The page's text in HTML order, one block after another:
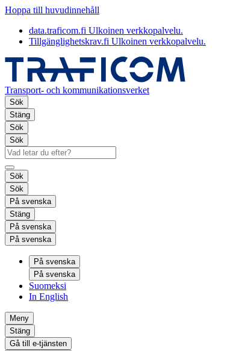
Hoppa till huvudinnehåll
data.traficom.fi Ulkoinen verkkopalvelu.
Tillgänglighetskrav.fi Ulkoinen verkkopalvelu.
Transport- och kommunikationsverket
Sök
Stäng
Sök
Sök
Sök
Sök
På svenska
Stäng
På svenska
På svenska
På svenska
På svenska
Suomeksi
In English
Meny
Stäng
Gå till e-tjänsten